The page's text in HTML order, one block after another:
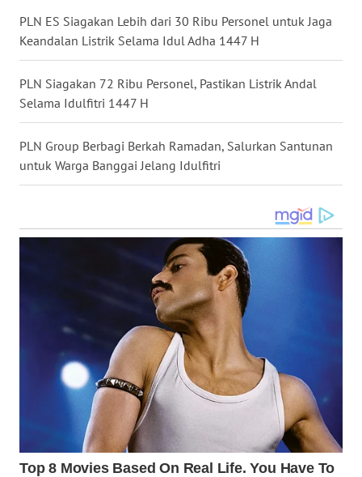
PLN ES Siagakan Lebih dari 30 Ribu Personel untuk Jaga
Keandalan Listrik Selama Idul Adha 1447 H
PLN Siagakan 72 Ribu Personel, Pastikan Listrik Andal
Selama Idulfitri 1447 H
PLN Group Berbagi Berkah Ramadan, Salurkan Santunan
untuk Warga Banggai Jelang Idulfitri
KARO
WN
SIMALUNGUN
WN
LABUHANBATU
TAPANULI
TEBING
TINGGI